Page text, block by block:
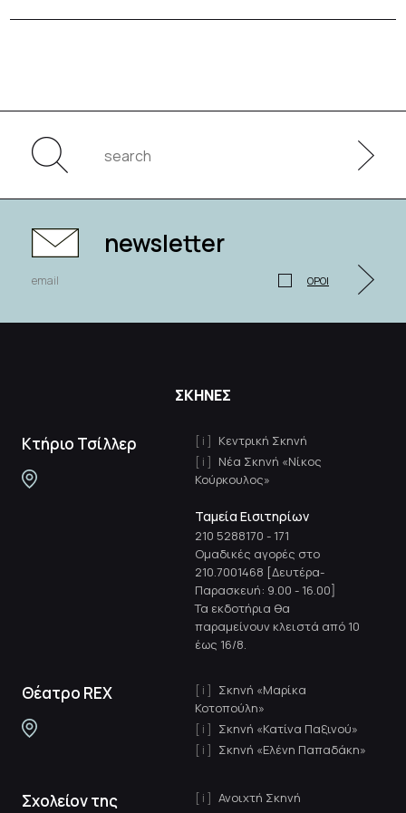
newsletter
ΟΡΟΙ
ΣΚΗΝΕΣ
Κτήριο Τσίλλερ
Κεντρική Σκηνή
Νέα Σκηνή «Νίκος
Κούρκουλος»
Ταμεία Εισιτηρίων
210 5288170 - 171
Ομαδικές αγορές στο
210.7001468 [Δευτέρα-
Παρασκευή: 9.00 - 16.00]
Τα εκδοτήρια θα
παραμείνουν κλειστά από 10
έως 16/8.
Θέατρο REX
Σκηνή «Μαρίκα
Κοτοπούλη»
Σκηνή «Κατίνα Παξινού»
Σκηνή «Ελένη Παπαδάκη»
Σχολείον της
Ανοιχτή Σκηνή